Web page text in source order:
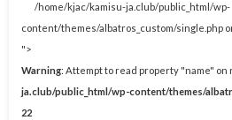
/home/kjac/kamisu-ja.club/public_html/wp-
content/themes/albatros_custom/single.php
">
Warning: Attempt to read property "name" on
ja.club/public_html/wp-content/themes/
22